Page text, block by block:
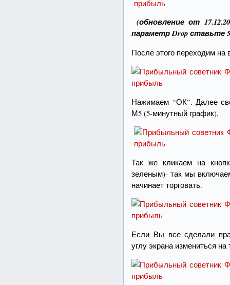
(обновление от
параметр Drop ставьте
После этого переходим
Нажимаем “ОК”. Далее
М5 (5-минутный график).
Так же кликаем на
зеленым)- так мы
начинает торговать.
Если Вы все сделали
углу экрана измениться